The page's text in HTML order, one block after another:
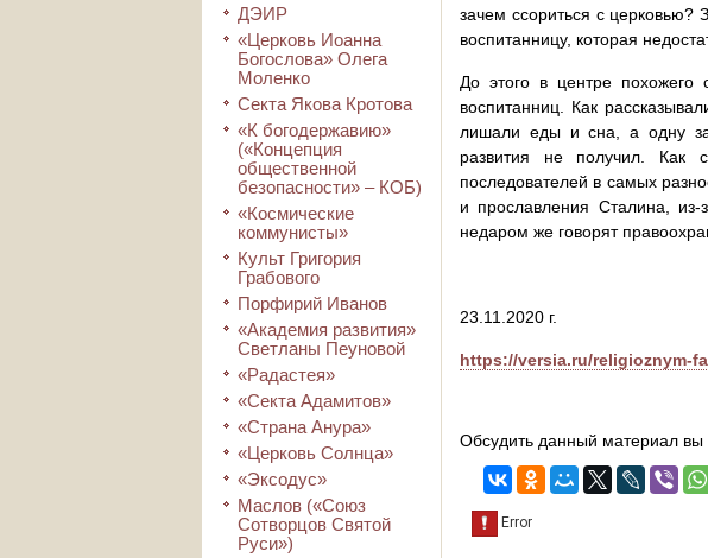
ДЭИР
«Церковь Иоанна
Богослова» Олега
Моленко
Секта Якова Кротова
«К богодержавию»
(«Концепция
общественной
безопасности» – КОБ)
«Космические
коммунисты»
Культ Григория
Грабового
Порфирий Иванов
«Академия развития»
Светланы Пеуновой
«Радастея»
«Секта Адамитов»
«Страна Анура»
«Церковь Солнца»
«Эксодус»
Маслов («Союз
Сотворцов Святой
Руси»)
зачем ссориться с
воспитанницу, которая
До этого в центре похожего
воспитанниц. Как
лишали еды и сна, а одну
развития не получил. Как
последователей в самых
и прославления Сталина, из-
недаром же говорят
23.11.2020 г.
https://versia.ru/religioznym-
Обсудить данный материал вы